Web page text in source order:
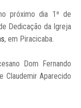
próximo dia 1º de
Dedicação da Igreja
, em Piracicaba.
Dom Fernando
Claudemir Aparecido